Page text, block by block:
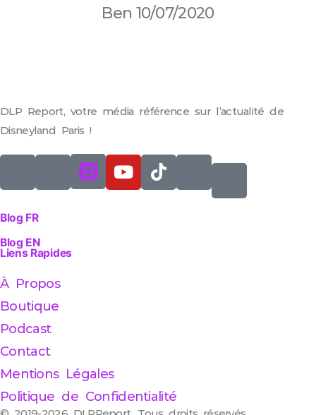
Ben 10/07/2020
DLP Report, votre média référence sur l’actualité de
Disneyland Paris !
Blog FR
Blog EN
Liens Rapides
À Propos
Boutique
Podcast
Contact
Mentions Légales
Politique de Confidentialité